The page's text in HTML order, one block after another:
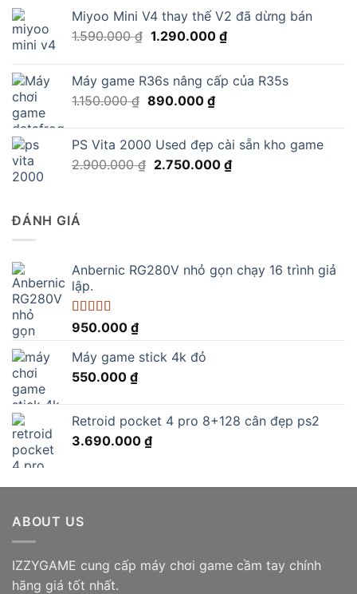
Miyoo Mini V4 thay thế V2 đã dừng bán
1.590.000₫ Giá
1.590.000 ₫.
1.290.000 ₫Giá
là:
Máy game R36s nâng cấp của R35s
1.150.000₫ Giá
1.150.000 ₫.
890.000 ₫Giá
là:
890.000 ₫.
PS Vita 2000 Used đẹp cài sẵn kho game
2.900.000₫ Giá
2.750.000 ₫Giá
ĐÁNH GIÁ
Anbernic RG280V nhỏ gọn chạy 16 trình giả
lập.
Được xếp
sao
950.000 ₫
Máy game stick 4k đỏ
550.000 ₫
Retroid pocket 4 pro 8+128 cân đẹp ps2
3.690.000 ₫
ABOUT US
IZZYGAME cung cấp máy chơi game cầm tay chính
hãng giá tốt nhất.